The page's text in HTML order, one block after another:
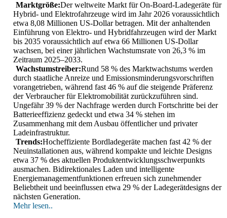
Marktgröße:Der weltweite Markt für On-Board-Ladegeräte für
Hybrid- und Elektrofahrzeuge wird im Jahr 2026 voraussichtlich
etwa 8,08 Millionen US-Dollar betragen. Mit der anhaltenden
Einführung von Elektro- und Hybridfahrzeugen wird der Markt
bis 2035 voraussichtlich auf etwa 66 Millionen US-Dollar
wachsen, bei einer jährlichen Wachstumsrate von 26,3 % im
Zeitraum 2025–2033.
Wachstumstreiber:Rund 58 % des Marktwachstums werden
durch staatliche Anreize und Emissionsminderungsvorschriften
vorangetrieben, während fast 46 % auf die steigende Präferenz
der Verbraucher für Elektromobilität zurückzuführen sind.
Ungefähr 39 % der Nachfrage werden durch Fortschritte bei der
Batterieeffizienz gedeckt und etwa 34 % stehen im
Zusammenhang mit dem Ausbau öffentlicher und privater
Ladeinfrastruktur.
Trends:Hocheffiziente Bordladegeräte machen fast 42 % der
Neuinstallationen aus, während kompakte und leichte Designs
etwa 37 % des aktuellen Produktentwicklungsschwerpunkts
ausmachen. Bidirektionales Laden und intelligente
Energiemanagementfunktionen erfreuen sich zunehmender
Beliebtheit und beeinflussen etwa 29 % der Ladegerätdesigns der
nächsten Generation.
Mehr lesen..